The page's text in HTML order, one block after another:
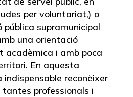
per voluntariat,) o
pública supramunicipal
una orientació
acadèmica i amb poca
En aquesta
indispensable reconèixer
professionals i